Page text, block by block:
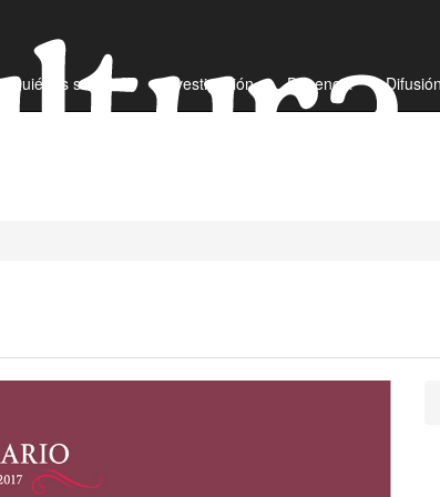
¿Quiénes somos? Investigación Docencia Difusión